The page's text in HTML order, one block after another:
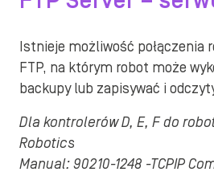
Istnieje możliwość połączenia
FTP, na którym robot może
backupy lub zapisywać i
Dla kontrolerów D, E, F do
Robotics
Manual: 90210-1248 -TCPIP